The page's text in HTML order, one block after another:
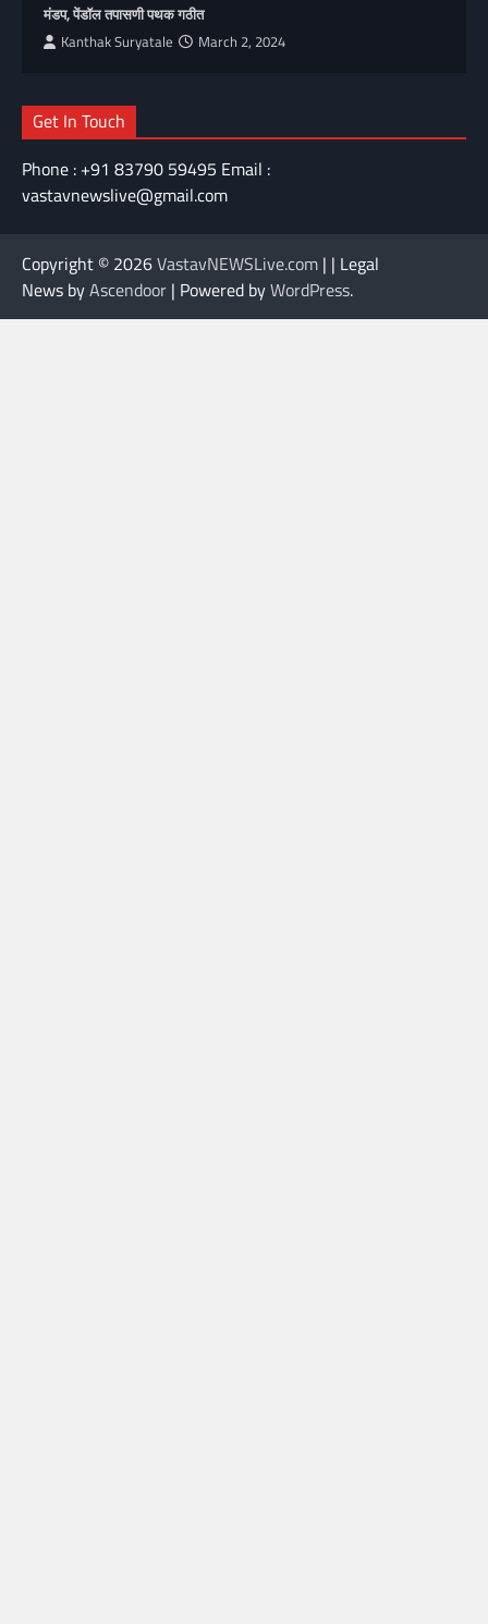
मंडप, पेंडॉल तपासणी पथक गठीत
Kanthak Suryatale March 2, 2024
Get In Touch
Phone : +91 83790 59495 Email :
vastavnewslive@gmail.com
Copyright © 2026VastavNEWSLive.com | | Legal
News byAscendoor | Powered byWordPress.